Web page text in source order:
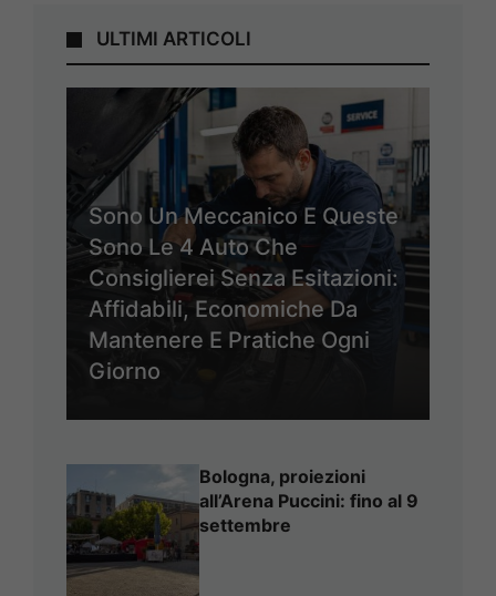
ULTIMI ARTICOLI
Sono Un Meccanico E Queste
Sono Le 4 Auto Che
Consiglierei Senza Esitazioni:
Affidabili, Economiche Da
Mantenere E Pratiche Ogni
Giorno
Bologna, proiezioni
all’Arena Puccini: fino al 9
settembre